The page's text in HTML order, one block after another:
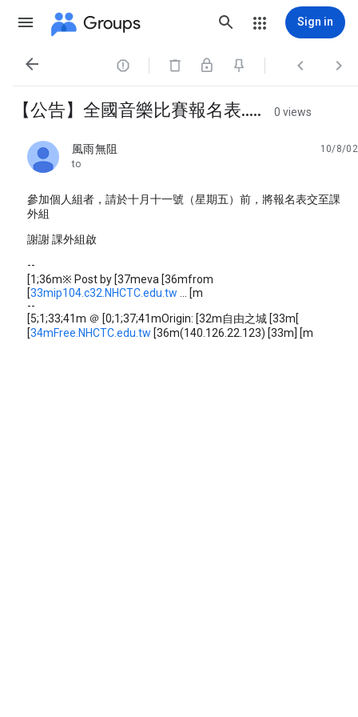
Groups Sign in
   
【公告】全國音樂比賽報名表..... 0 views
風雨無阻
unread,
10/8/02
to
參加個人組者，請於十月十一號（星期五）前，將報名表交至課
外組
謝謝 課外組啟
--
[1;36m※ Post by [37meva [36mfrom
[33mip104.c32.NHCTC.edu.tw ... [m
--
[5;1;33;41m ＠ [0;1;37;41mOrigin: [32m自由之城 [33m[
[34mFree.NHCTC.edu.tw [36m(140.126.22.123) [33m] [m